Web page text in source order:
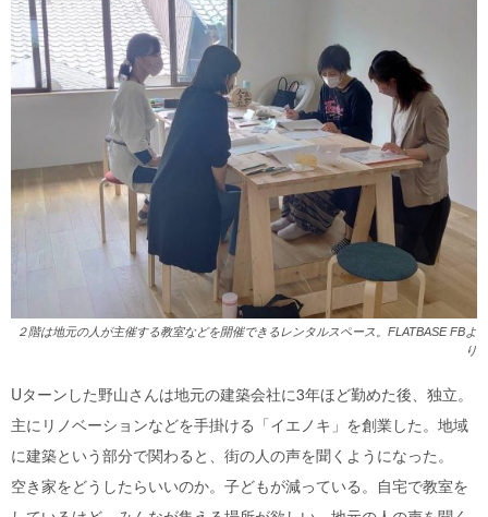
２階は地元の人が主催する教室などを開催できるレンタルスペース。FLATBASE FBよ
り
Uターンした野山さんは地元の建築会社に3年ほど勤めた後、独立。
主にリノベーションなどを手掛ける「イエノキ」を創業した。地域
に建築という部分で関わると、街の人の声を聞くようになった。
空き家をどうしたらいいのか。子どもが減っている。自宅で教室を